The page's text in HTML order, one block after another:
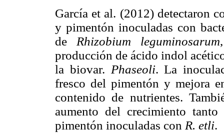
García et al. (2012) detectaron
y pimentón inoculadas con
de Rhizobium leguminosarum
producción de ácido indol
la biovar. Phaseoli. La
fresco del pimentón y mejora
contenido de nutrientes.
aumento del crecimiento
pimentón inoculadas con R. etli.